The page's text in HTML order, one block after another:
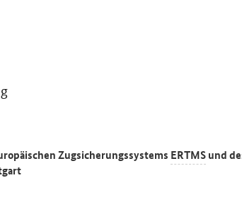
Zugsicherungssystems ERTMSund